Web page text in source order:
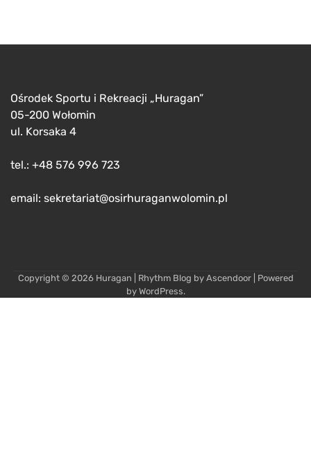
Ośrodek Sportu i Rekreacji „Huragan”
05-200 Wołomin
ul. Korsaka 4
tel.: +48 576 996 723
email: sekretariat@osirhuraganwolomin.pl
Copyright © 2026 Huragan | Rhythm Blog by Ascendoor| Powered
by WordPress.